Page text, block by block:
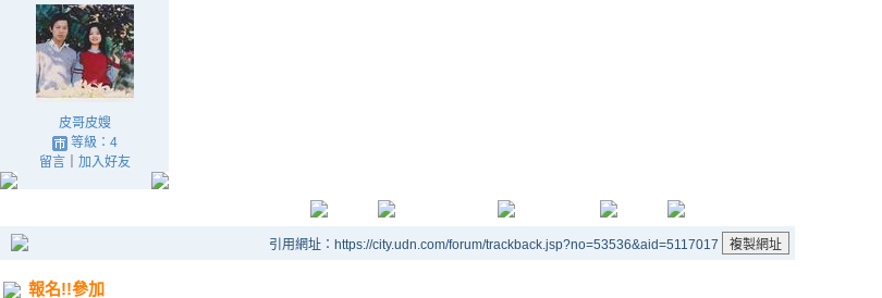
皮哥皮嫂
等級：4
留言｜ 加入好友
引用網址：https://city.udn.com/forum/trackback.jsp?no=53536&aid=5117017
報名!!參加